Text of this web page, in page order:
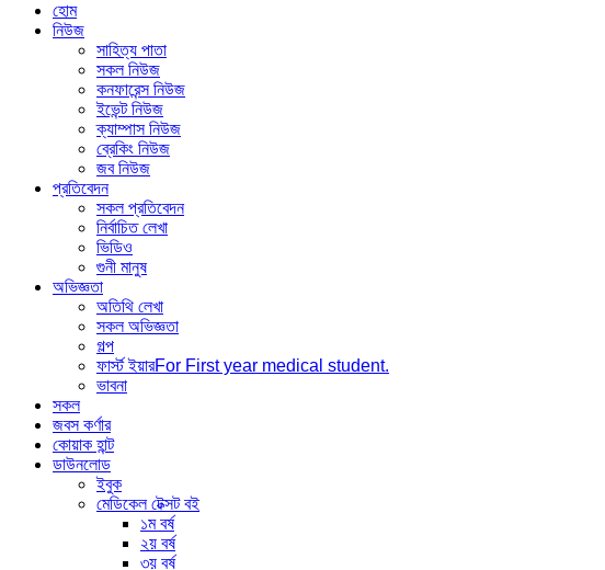
হোম
নিউজ
সাহিত্য পাতা
সকল নিউজ
কনফারেন্স নিউজ
ইভেন্ট নিউজ
ক্যাম্পাস নিউজ
ব্রেকিং নিউজ
জব নিউজ
প্রতিবেদন
সকল প্রতিবেদন
নির্বাচিত লেখা
ভিডিও
গুনী মানুষ
অভিজ্ঞতা
অতিথি লেখা
সকল অভিজ্ঞতা
গল্প
ফার্স্ট ইয়ারFor First year medical student.
ভাবনা
সকল
জবস কর্ণার
কোয়াক হান্ট
ডাউনলোড
ইবুক
মেডিকেল টেক্সট বই
১ম বর্ষ
২য় বর্ষ
৩য় বর্ষ